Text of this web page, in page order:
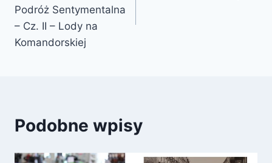
Podróż Sentymentalna
– Cz. II – Lody na
Komandorskiej
Podobne wpisy